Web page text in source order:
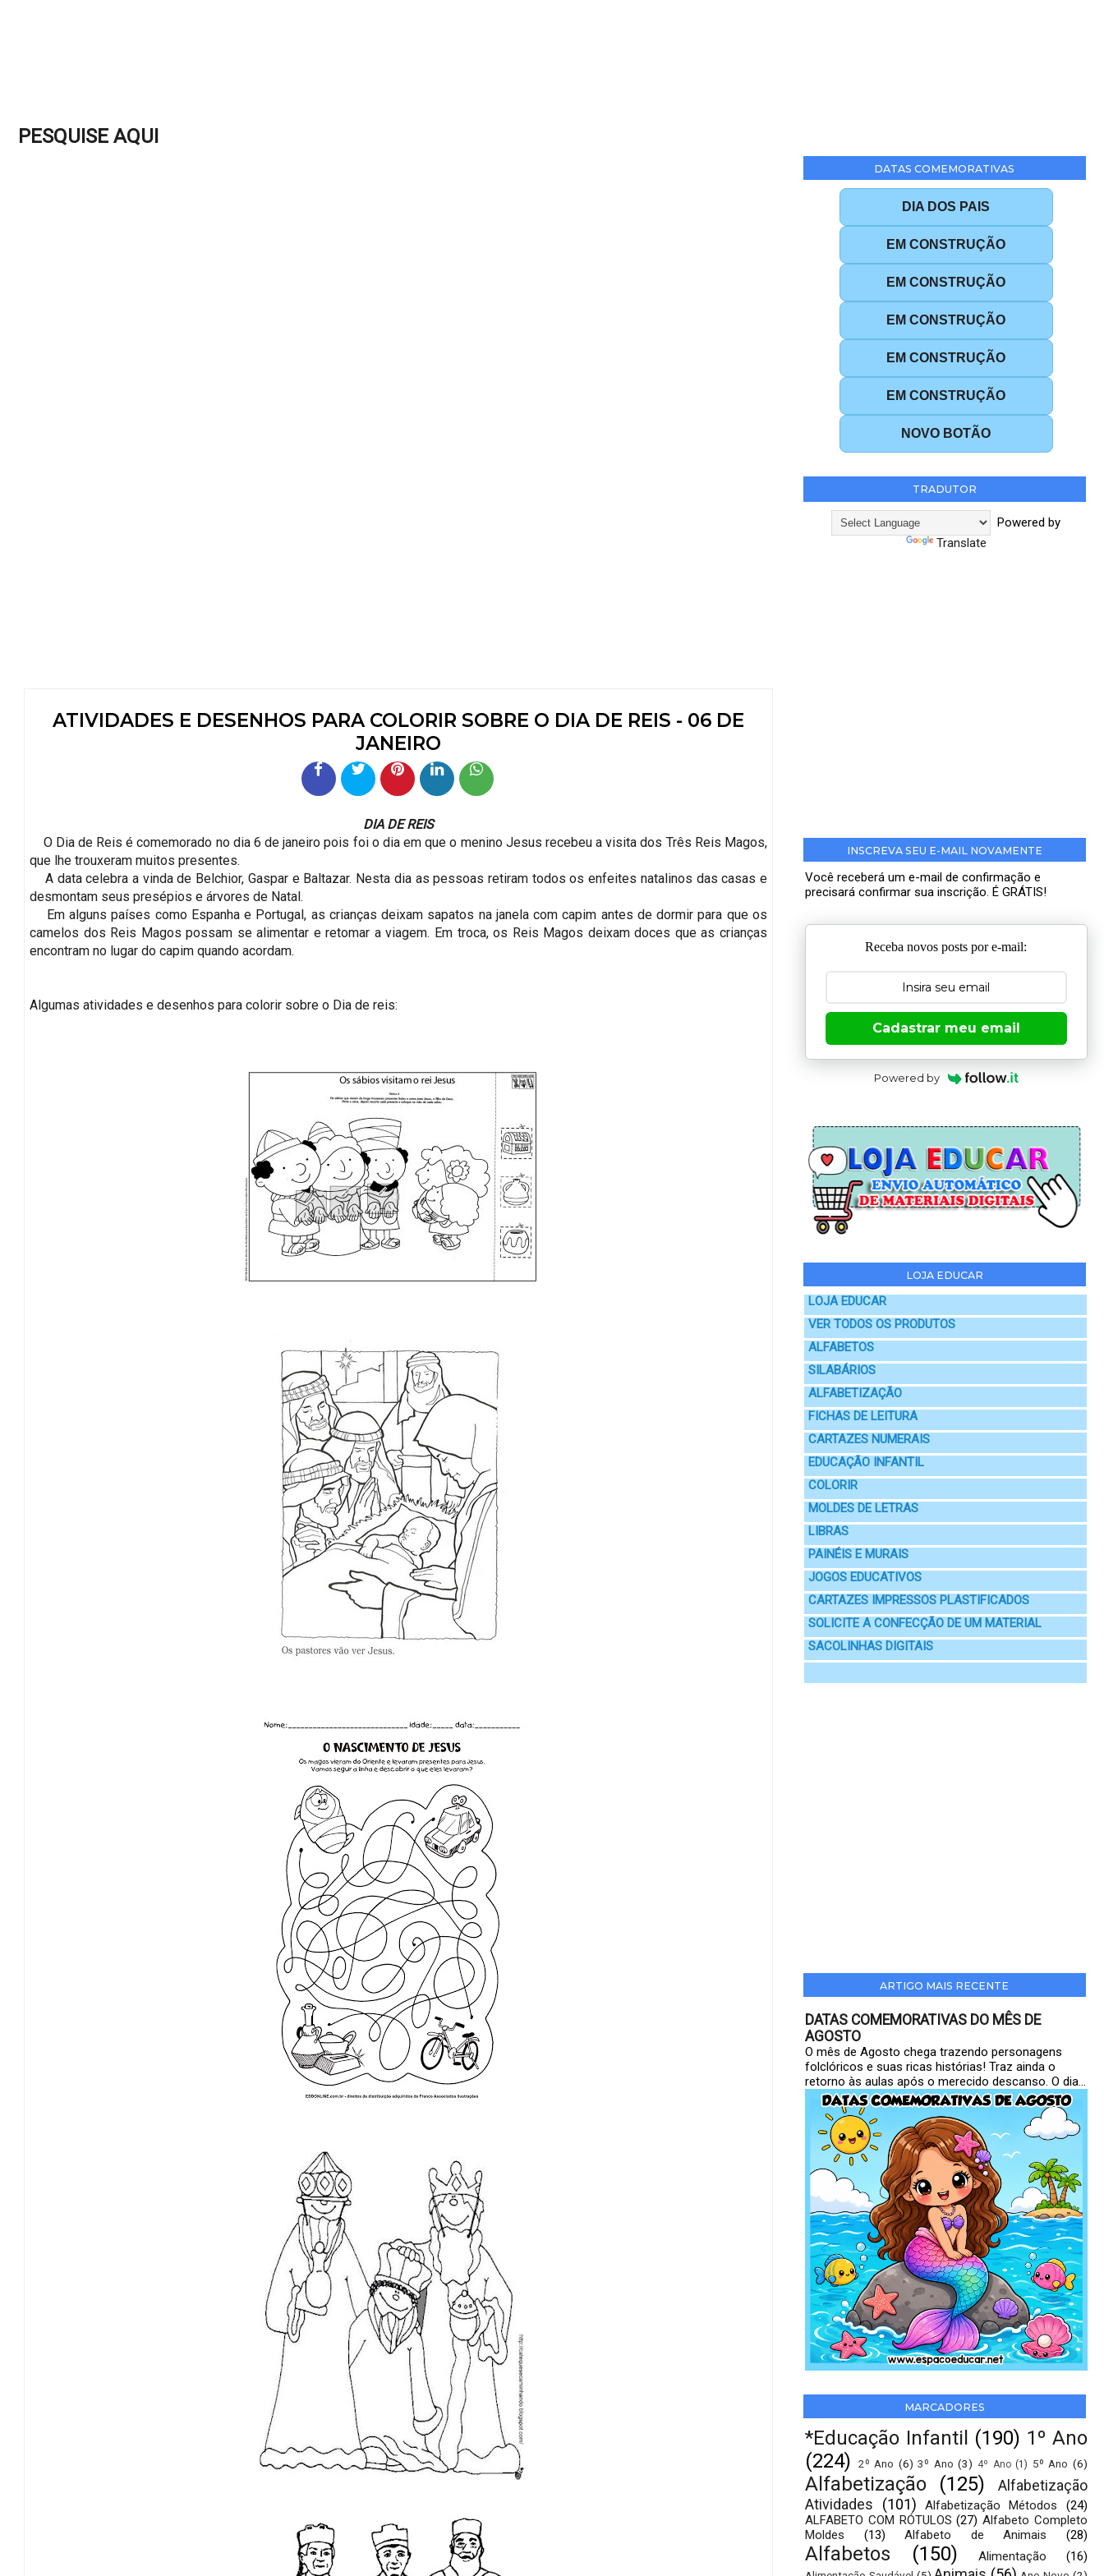
PESQUISE AQUI
ATIVIDADES E DESENHOS PARA COLORIR SOBRE O DIA DE REIS - 06 DE
JANEIRO
DIA DE REIS
O Dia de Reis é comemorado no dia 6 de janeiro pois foi o dia em que o menino Jesus recebeu a visita dos Três Reis Magos,
que lhe trouxeram muitos presentes.
A data celebra a vinda de Belchior, Gaspar e Baltazar. Nesta dia as pessoas retiram todos os enfeites natalinos das casas e
desmontam seus presépios e árvores de Natal.
Em alguns países como Espanha e Portugal, as crianças deixam sapatos na janela com capim antes de dormir para que os
camelos dos Reis Magos possam se alimentar e retomar a viagem. Em troca, os Reis Magos deixam doces que as crianças
encontram no lugar do capim quando acordam.
Algumas atividades e desenhos para colorir sobre o Dia de reis:
DATAS COMEMORATIVAS
DIA DOS PAIS
EM CONSTRUÇÃO
EM CONSTRUÇÃO
EM CONSTRUÇÃO
EM CONSTRUÇÃO
EM CONSTRUÇÃO
NOVO BOTÃO
TRADUTOR
Powered by
Translate
INSCREVA SEU E-MAIL NOVAMENTE
Você receberá um e-mail de confirmação e
precisará confirmar sua inscrição. É GRÁTIS!
Receba novos posts por e-mail:
Cadastrar meu email
Powered by
LOJA EDUCAR
LOJA EDUCAR
VER TODOS OS PRODUTOS
ALFABETOS
SILABÁRIOS
ALFABETIZAÇÃO
FICHAS DE LEITURA
CARTAZES NUMERAIS
EDUCAÇÃO INFANTIL
COLORIR
MOLDES DE LETRAS
LIBRAS
PAINÉIS E MURAIS
JOGOS EDUCATIVOS
CARTAZES IMPRESSOS PLASTIFICADOS
SOLICITE A CONFECÇÃO DE UM MATERIAL
SACOLINHAS DIGITAIS
ARTIGO MAIS RECENTE
DATAS COMEMORATIVAS DO MÊS DE
AGOSTO
O mês de Agosto chega trazendo personagens
folclóricos e suas ricas histórias! Traz ainda o
retorno às aulas após o merecido descanso. O dia...
MARCADORES
*Educação Infantil (190) 1º Ano
(224)
2º Ano (6) 3º Ano (3) 4º Ano (1) 5º Ano (6)
Alfabetização (125)
Alfabetização
Atividades
(101) Alfabetização Métodos
(24)
ALFABETO COM RÓTULOS (27) Alfabeto Completo
Moldes
(13) Alfabeto de Animais (28)
Alfabetos (150) Alimentação (16)